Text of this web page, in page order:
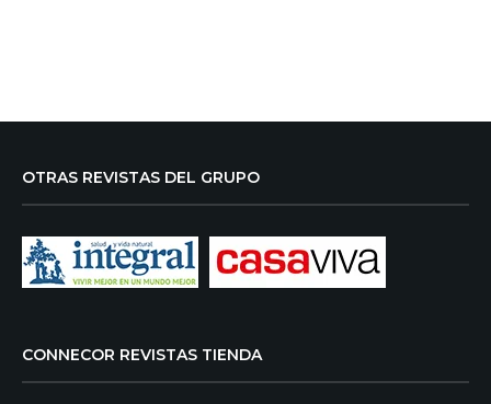
OTRAS REVISTAS DEL GRUPO
CONNECOR REVISTAS TIENDA